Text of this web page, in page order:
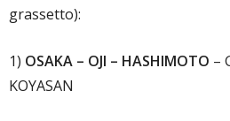
grassetto):
1) OSAKA – OJI – HASHIMOTO –
KOYASAN